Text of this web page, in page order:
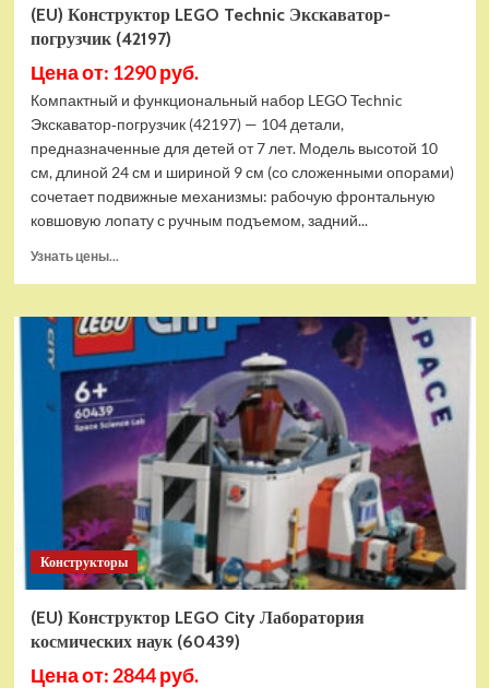
(EU) Конструктор LEGO Technic Экскаватор-
погрузчик (42197)
Цена от: 1290 руб.
Компактный и функциональный набор LEGO Technic
Экскаватор‑погрузчик (42197) — 104 детали,
предназначенные для детей от 7 лет. Модель высотой 10
см, длиной 24 см и шириной 9 см (со сложенными опорами)
сочетает подвижные механизмы: рабочую фронтальную
ковшовую лопату с ручным подъемом, задний...
Узнать цены...
(EU)
Конструктор
LEGO
Technic
Экскаватор-
погрузчик
(42197)
Конструкторы
(EU) Конструктор LEGO City Лаборатория
космических наук (60439)
Цена от: 2844 руб.